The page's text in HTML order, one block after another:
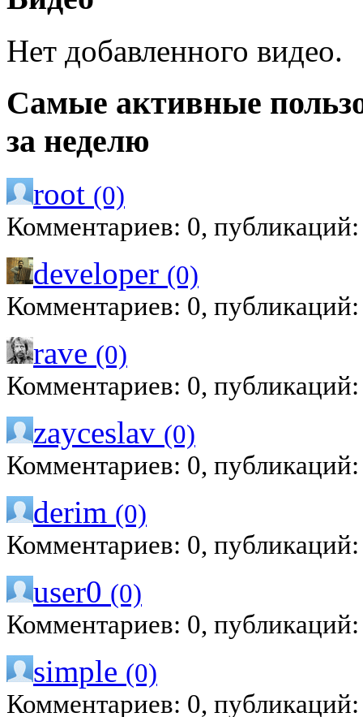
Нет добавленного видео.
Самые активные
за неделю
root (0)
Комментариев: 0,
developer (0)
Комментариев: 0,
rave (0)
Комментариев: 0,
zayceslav (0)
Комментариев: 0,
derim (0)
Комментариев: 0,
user0 (0)
Комментариев: 0,
simple (0)
Комментариев: 0,